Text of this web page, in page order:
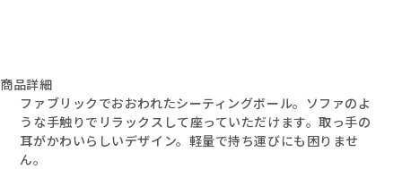
商品詳細
ファブリックでおおわれたシーティングボール。ソファのよ
うな手触りでリラックスして座っていただけます。取っ手の
耳がかわいらしいデザイン。軽量で持ち運びにも困りませ
ん。